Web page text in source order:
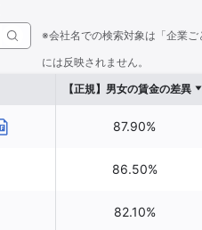
※会社名での検索対象は「企業
には反映されません。
【正規】男女の賃金の差異
87.90%
86.50%
82.10%